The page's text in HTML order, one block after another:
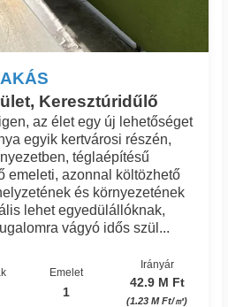
Keresztúridűlő
az élet egy új lehetőséget
egyik kertvárosi részén,
téglaépítésű
emeleti, azonnal költözhető
és környezetének
lehet egyedülállóknak,
vágyó idős szül...
Emelet
1
Irányár
42.9 M Ft
(1.23 M Ft/㎡)